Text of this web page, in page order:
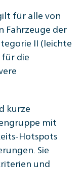
für alle von
Fahrzeuge der
II (leichte
die
kurze
mit
Hotspots
Sie
und